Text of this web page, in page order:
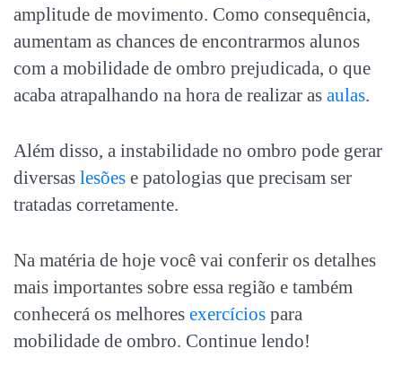
amplitude de movimento. Como consequência,
aumentam as chances de encontrarmos alunos
com a mobilidade de ombro prejudicada, o que
acaba atrapalhando na hora de realizar as aulas.
Além disso, a instabilidade no ombro pode gerar
diversas lesões e patologias que precisam ser
tratadas corretamente.
Na matéria de hoje você vai conferir os detalhes
mais importantes sobre essa região e também
conhecerá os melhores exercícios para
mobilidade de ombro. Continue lendo!